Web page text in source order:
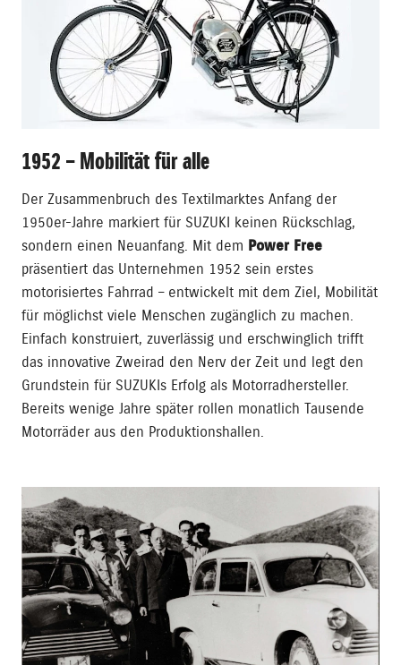
1952 – Mobilität für alle
Der Zusammenbruch des Textilmarktes Anfang der
1950er-Jahre markiert für SUZUKI keinen Rückschlag,
sondern einen Neuanfang. Mit dem Power Free
präsentiert das Unternehmen 1952 sein erstes
motorisiertes Fahrrad – entwickelt mit dem Ziel, Mobilität
für möglichst viele Menschen zugänglich zu machen.
Einfach konstruiert, zuverlässig und erschwinglich trifft
das innovative Zweirad den Nerv der Zeit und legt den
Grundstein für SUZUKIs Erfolg als Motorradhersteller.
Bereits wenige Jahre später rollen monatlich Tausende
Motorräder aus den Produktionshallen.